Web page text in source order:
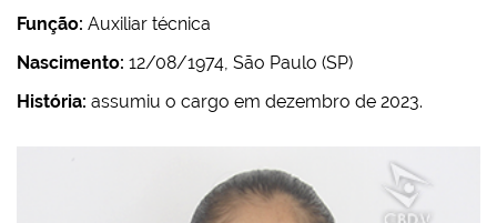
Função: Auxiliar técnica
Nascimento: 12/08/1974, São Paulo (SP)
História: assumiu o cargo em dezembro de 2023.